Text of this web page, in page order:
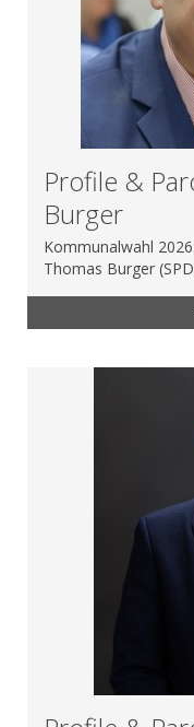
Profile &
Burger
Kommunalwahl
Thomas Burger